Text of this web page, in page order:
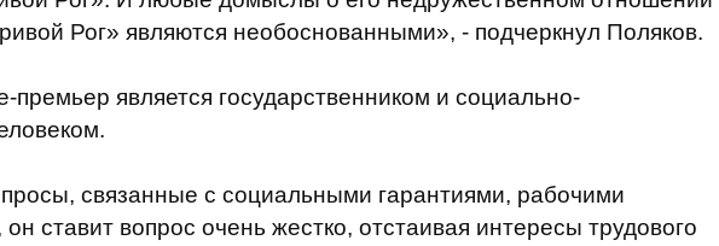
Рог» являются необоснованными», - подчеркнул Поляков.
премьер является государственником и социально-
связанные с социальными гарантиями, рабочими
ставит вопрос очень жестко, отстаивая интересы трудового